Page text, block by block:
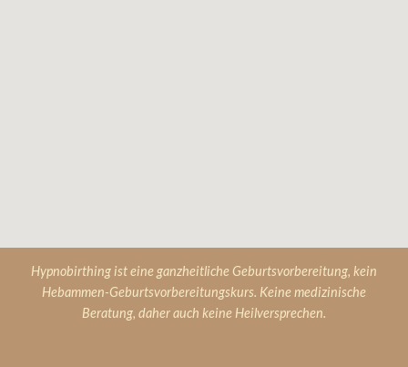
Hypnobirthing ist eine ganzheitliche Geburtsvorbereitung, kein
Hebammen-Geburtsvorbereitungskurs. Keine medizinische
Beratung, daher auch keine Heilversprechen.